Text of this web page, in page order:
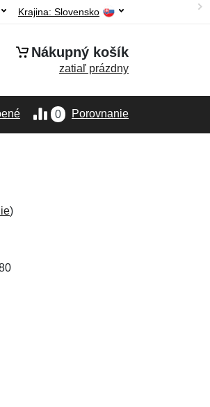
Krajina: Slovensko
Nákupný košík
zatiaľ prázdny
0 Porovnanie
)